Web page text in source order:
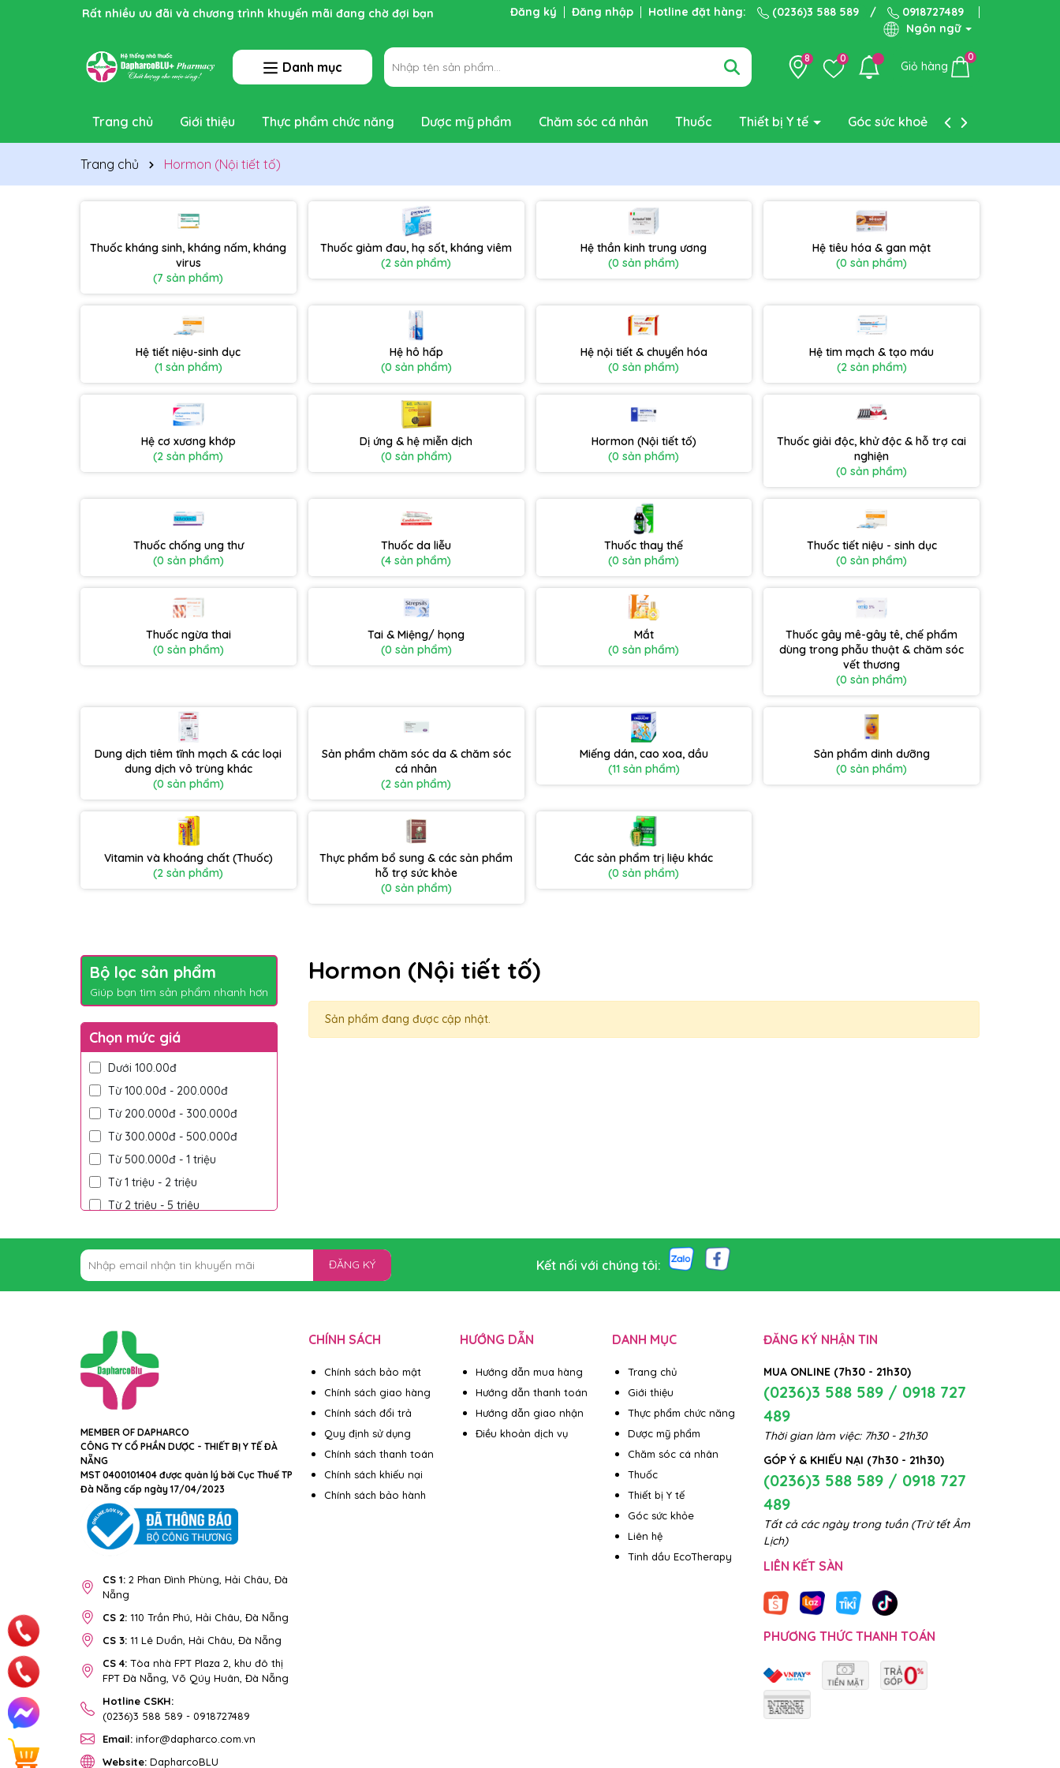
Rất nhiều ưu đãi và chương trình khuyến mãi đang chờ đợi bạn Đăng ký Đăng nhập Hotline đặt hàng: (0236)3 588 589 /
0918727489
Ngôn ngữ
Danh mục
8 0
Giỏ hàng
0
Trang chủ Giới thiệu Thực phẩm chức năng Dược mỹ phẩm Chăm sóc cá nhân Thuốc Thiết bị Y tế Góc sức khoẻ Liên hệ
Trang chủ Hormon (Nội tiết tố)
Thuốc kháng sinh, kháng nấm, kháng
virus
(7 sản phẩm)
Thuốc giảm đau, hạ sốt, kháng viêm
(2 sản phẩm)
Hệ thần kinh trung ương
(0 sản phẩm)
Hệ tiêu hóa & gan mật
(0 sản phẩm)
Hệ tiết niệu-sinh dục
(1 sản phẩm)
Hệ hô hấp
(0 sản phẩm)
Hệ nội tiết & chuyển hóa
(0 sản phẩm)
Hệ tim mạch & tạo máu
(2 sản phẩm)
Hệ cơ xương khớp
(2 sản phẩm)
Dị ứng & hệ miễn dịch
(0 sản phẩm)
Hormon (Nội tiết tố)
(0 sản phẩm)
Thuốc giải độc, khử độc & hỗ trợ cai
nghiện
(0 sản phẩm)
Thuốc chống ung thư
(0 sản phẩm)
Thuốc da liễu
(4 sản phẩm)
Thuốc thay thế
(0 sản phẩm)
Thuốc tiết niệu - sinh dục
(0 sản phẩm)
Thuốc ngừa thai
(0 sản phẩm)
Tai & Miệng/ họng
(0 sản phẩm)
Mắt
(0 sản phẩm)
Thuốc gây mê-gây tê, chế phẩm
dùng trong phẫu thuật & chăm sóc
vết thương
(0 sản phẩm)
Dung dịch tiêm tĩnh mạch & các loại
dung dịch vô trùng khác
(0 sản phẩm)
Sản phẩm chăm sóc da & chăm sóc
cá nhân
(2 sản phẩm)
Miếng dán, cao xoa, dầu
(11 sản phẩm)
Sản phẩm dinh dưỡng
(0 sản phẩm)
Vitamin và khoáng chất (Thuốc)
(2 sản phẩm)
Thực phẩm bổ sung & các sản phẩm
hỗ trợ sức khỏe
(0 sản phẩm)
Các sản phẩm trị liệu khác
(0 sản phẩm)
Bộ lọc sản phẩm
Giúp bạn tìm sản phẩm nhanh hơn
Chọn mức giá
Dưới 100.00đ
Từ 100.00đ - 200.000đ
Từ 200.000đ - 300.000đ
Từ 300.000đ - 500.000đ
Từ 500.000đ - 1 triệu
Từ 1 triệu - 2 triệu
Từ 2 triệu - 5 triệu
Hormon (Nội tiết tố)
Sản phẩm đang được cập nhật.
ĐĂNG KÝ Kết nối với chúng tôi:
MEMBER OF DAPHARCO
CÔNG TY CỔ PHẦN DƯỢC - THIẾT BỊ Y TẾ ĐÀ
NẴNG
MST 0400101404 được quản lý bởi Cục Thuế TP
Đà Nẵng cấp ngày 17/04/2023
CS 1: 2 Phan Đình Phùng, Hải Châu, Đà
Nẵng
CS 2: 110 Trần Phú, Hải Châu, Đà Nẵng
CS 3: 11 Lê Duẩn, Hải Châu, Đà Nẵng
CS 4: Tòa nhà FPT Plaza 2, khu đô thị
FPT Đà Nẵng, Võ Qúy Huân, Đà Nẵng
Hotline CSKH:
(0236)3 588 589 - 0918727489
Email: infor@dapharco.com.vn
Website: DapharcoBLU
CHÍNH SÁCH
Chính sách bảo mật
Chính sách giao hàng
Chính sách đổi trả
Quy định sử dụng
Chính sách thanh toán
Chính sách khiếu nại
Chính sách bảo hành
HƯỚNG DẪN
Hướng dẫn mua hàng
Hướng dẫn thanh toán
Hướng dẫn giao nhận
Điều khoản dịch vụ
DANH MỤC
Trang chủ
Giới thiệu
Thực phẩm chức năng
Dược mỹ phẩm
Chăm sóc cá nhân
Thuốc
Thiết bị Y tế
Góc sức khỏe
Liên hệ
Tinh dầu EcoTherapy
ĐĂNG KÝ NHẬN TIN
MUA ONLINE (7h30 - 21h30)
(0236)3 588 589 / 0918 727
489
Thời gian làm việc: 7h30 - 21h30
GÓP Ý & KHIẾU NẠI (7h30 - 21h30)
(0236)3 588 589 / 0918 727
489
Tất cả các ngày trong tuần (Trừ tết Âm
Lịch)
LIÊN KẾT SÀN
PHƯƠNG THỨC THANH TOÁN